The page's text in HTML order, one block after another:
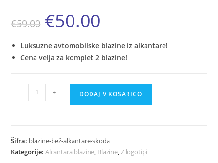
€59.00
Izvirna
cena
je
€59.00.
€50.00
Luksuzne avtomobilske blazine iz alkantare!
Cena velja za komplet 2 blazine!
Luksuzni
Bež
Iz
Alkantare
- + DODAJ V KOŠARICO
Šifra: blazine-bež-alkantare-skoda
Kategorije:Alcantara blazine, Blazine,Z logotipi